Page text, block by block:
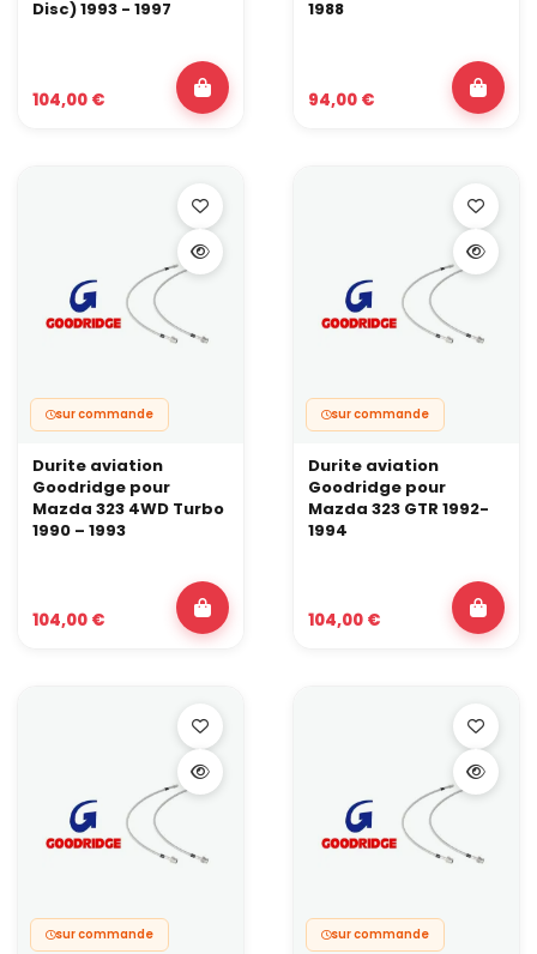
Disc) 1993 - 1997
104,00 €
1988
94,00 €
sur commande
Durite aviation
Goodridge pour
Mazda 323 4WD Turbo
1990 – 1993
104,00 €
sur commande
Durite aviation
Goodridge pour
Mazda 323 GTR 1992-
1994
104,00 €
sur commande sur commande